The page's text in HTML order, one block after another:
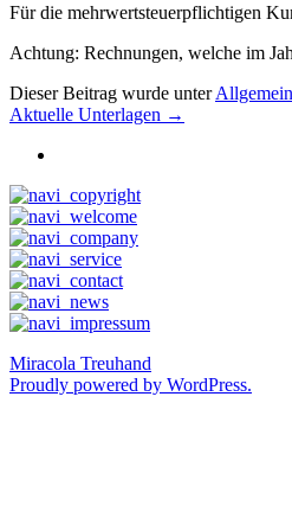
Für die mehrwertsteuerpflichtigen
Achtung: Rechnungen, welche im
Dieser Beitrag wurde unterAllgemein
Aktuelle Unterlagen →
Miracola Treuhand
Proudly powered by WordPress.